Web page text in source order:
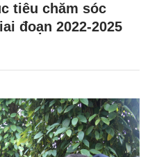
tiêu chăm sóc
đoạn 2022-2025